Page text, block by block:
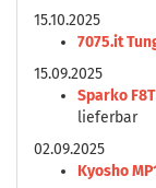
15.10.2025
7075.it
15.09.2025
Sparko
lieferbar
02.09.2025
Kyosho